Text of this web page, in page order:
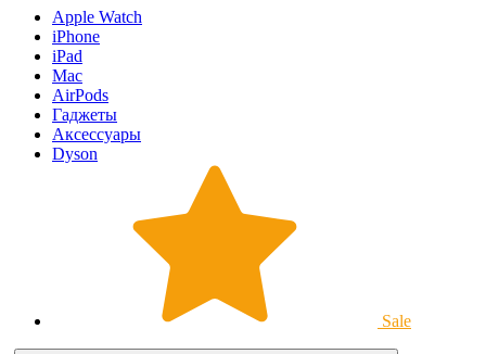
Apple Watch
iPhone
iPad
Mac
AirPods
Гаджеты
Аксессуары
Dyson
Sale